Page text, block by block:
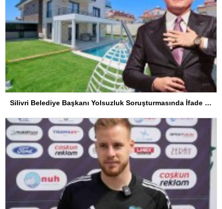
Silivri Belediye Başkanı Yolsuzluk Soruşturmasında İfade Verdi